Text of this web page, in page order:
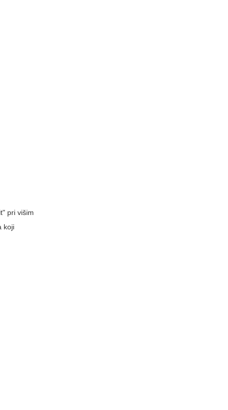
pri višim
koji